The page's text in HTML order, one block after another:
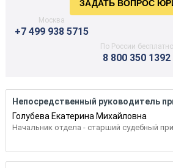
Москва
+7 499 938 5715
По России бесплатно
8 800 350 1392
Непосредственный руководитель
Голубева Екатерина Михайловна
Начальник отдела - старший судебный